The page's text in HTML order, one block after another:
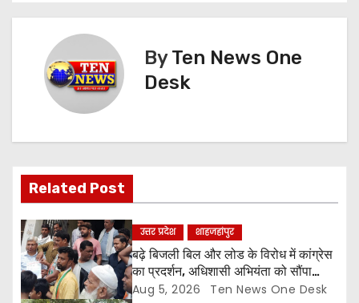
s
v
g
a
t
ByTen News One
Desk
Related Post
उत्तर प्रदेश शाहजहांपुर
बढ़े बिजली बिल और लोड के विरोध में कांग्रेस
का प्रदर्शन, अधिशासी अभियंता को सौंपा
ज्ञापन
Aug 5, 2026 Ten News One Desk